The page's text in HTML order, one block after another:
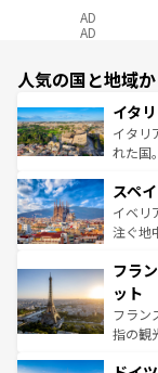
AD
AD
人気の国と地域
イタ
イタリ
れた国。
ろん、
景など
ピザや
ませて
なお、
しい。
スペ
イベリ
注ぐ地
文化が
れる闘
る。首
アート
せる。
フラ
ット
フラン
指の観